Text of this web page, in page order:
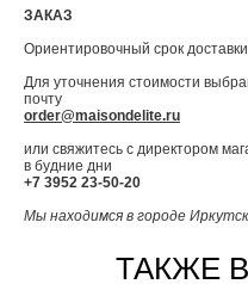
ЗАКАЗ
Ориентировочный срок
Для уточнения стоимости
почту
order@maisondelite.ru
или свяжитесь с директором
в будние дни
+7 3952 23-50-20
Мы находимся в городе
ТАКЖЕ